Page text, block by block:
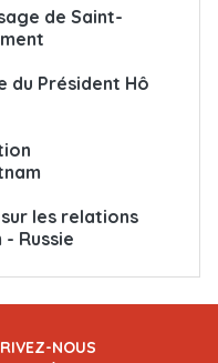
de Saint-
du Président Hô
les relations
Russie
NOUS